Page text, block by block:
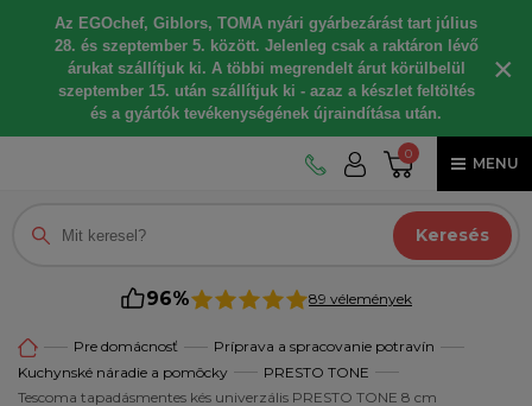
Az EGOchef, Giblors, TOMA nyári gyárbezárást tart július
28. és szeptember 5. között. Jelenleg csak a raktáron lévő
árukat szállítjuk ki. A többi megrendelt árut körülbelül
szeptember 15. után szállítjuk ki - azaz a készlet feltöltés
és a gyártók tevékenységének újraindítása után.
×
0
MENU
Keresés
96% 89 vélemények
Pre domácnosť
Príprava a spracovanie potravín
Kuchynské náradie a pomôcky
PRESTO TONE
Tescoma tapadásmentes kés univerzális PRESTO TONE 8 cm